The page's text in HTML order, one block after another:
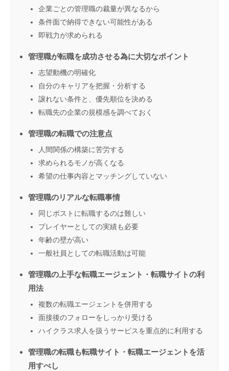
企業ごとの管理職の裁量が異なるから
条件面で納得できない可能性がある
即戦力が求められる
管理職が転職を成功させる為に大切なポイント
志望動機の明確化
自分のキャリアを把握・分析する
譲れない条件と、優先順位を決める
転職先の企業の規模感を調べておく
管理職の転職での注意点
人間関係の構築に苦労する
求められるモノが高くなる
希望の仕事内容とマッチングしていない
管理職のリアルな転職事情
同じポストに転職するのは難しい
プレイヤーとしての実績も必要
年齢の壁が高い
一般社員としての転職活動は可能
管理職の上手な転職エージェント・転職サイトの利
用法
複数の転職エージェントを併用する
面接後のフォローをしっかり受ける
ハイクラス求人を扱うサービスを重点的に利用する
管理職の転職も転職サイト・転職エージェントを活
用すべし